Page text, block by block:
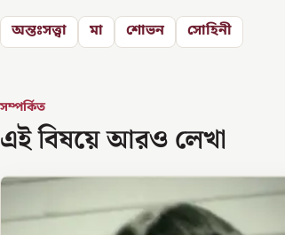
অন্তঃসত্ত্বা মা শোভন সোহিনী
সম্পর্কিত
এই বিষয়ে আরও লেখা